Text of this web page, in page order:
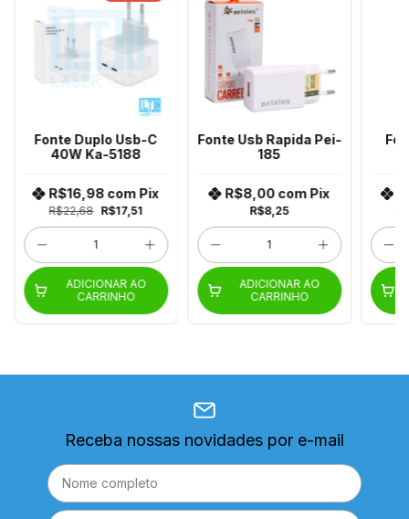
Fonte Duplo Usb-C
40W Ka-5188
R$22,68 R$17,51
R$16,98 com Pix
ADICIONAR AO
CARRINHO
Fonte Usb Rapida Pei-
185
R$8,25
R$8,00 com Pix
ADICIONAR AO
CARRINHO
Receba nossas novidades por e-mail